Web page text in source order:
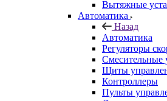
Вытяжные
Автоматика
Назад
Автоматика
Регуляторы
Смесительные
Щиты
Контроллеры
Пульты